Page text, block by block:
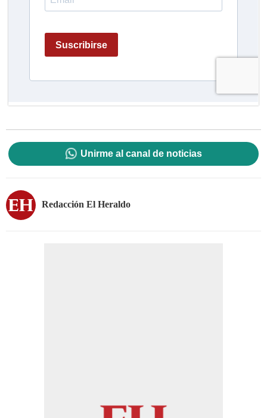
Unirme al canal de noticias
Redacción El Heraldo